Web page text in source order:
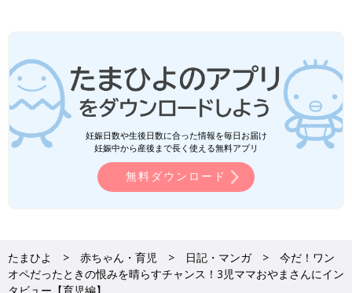
妊娠日数や生後日数に合った情報を毎日お届け
妊娠中から産後まで長く使える無料アプリ
無料ダウンロード
たまひよ 赤ちゃん・育児 日記・マンガ
今だ！ワン
オペだったときの恨みを晴らすチャンス！3児ママおやまさんにイン